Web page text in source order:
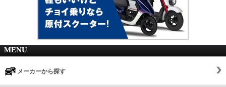
MENU
メーカーから探す